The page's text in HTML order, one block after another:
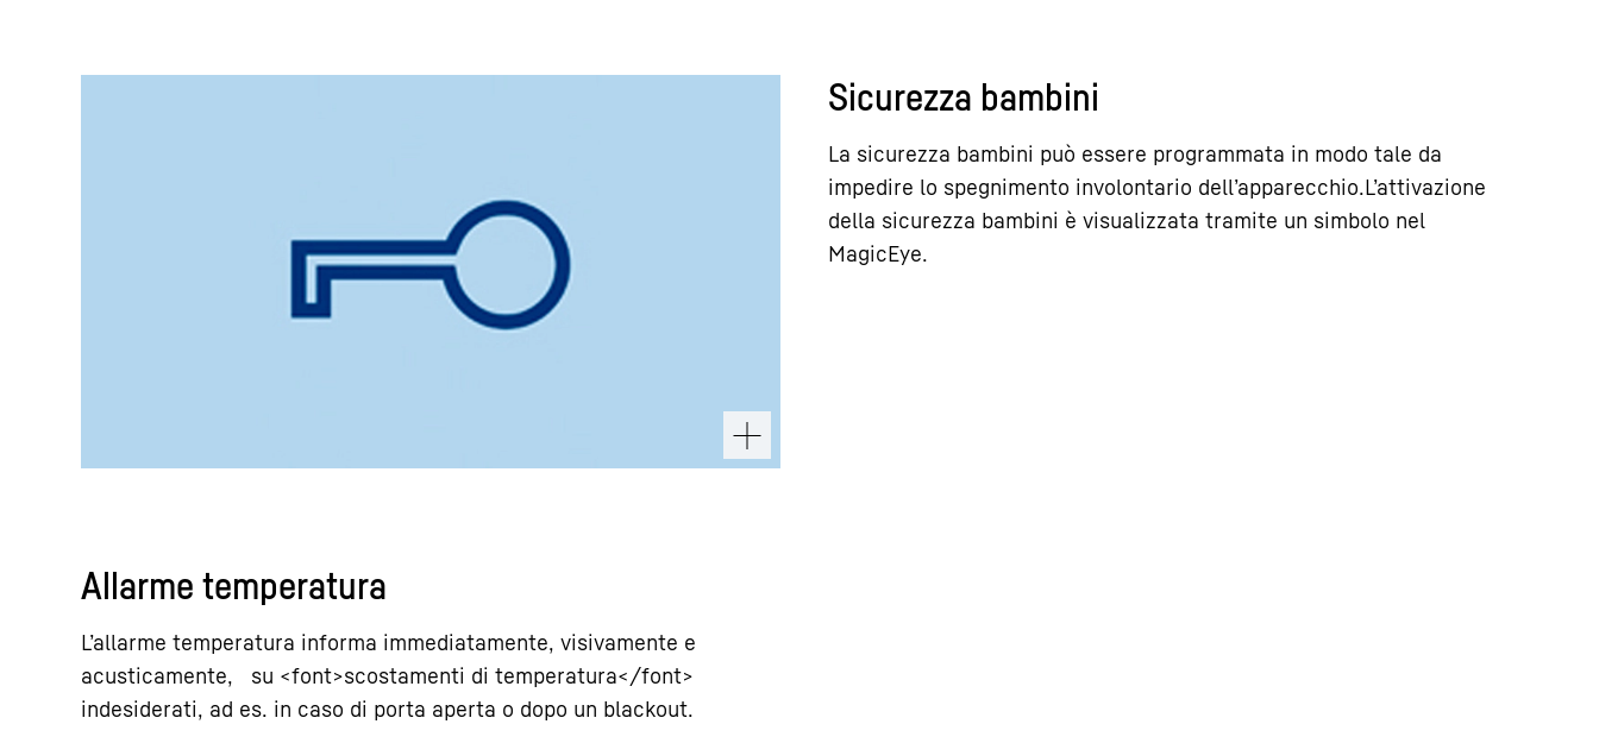
Sicurezza bambini
La sicurezza bambini può essere programmata in modo tale da
impedire lo spegnimento involontario dell’apparecchio.L’attivazione
della sicurezza bambini è visualizzata tramite un simbolo nel
MagicEye.
Allarme temperatura
L’allarme temperatura informa immediatamente, visivamente e
acusticamente, su <font>scostamenti di temperatura</font>
indesiderati, ad es. in caso di porta aperta o dopo un blackout.